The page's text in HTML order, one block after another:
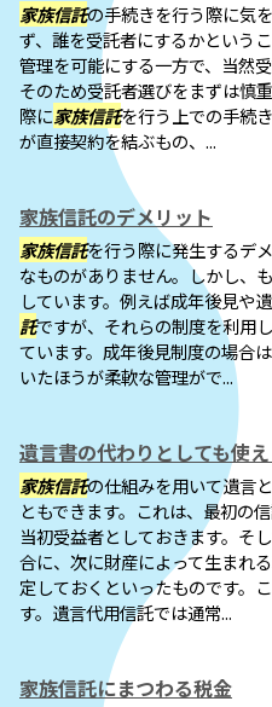
家族信託の手続きを行う際に気
ず、誰を受託者にするかというこ
管理を可能にする一方で、当然
そのため受託者選びをまずは慎
際に家族信託を行う上での手続
が直接契約を結ぶもの、...
家族信託のデメリット
家族信託を行う際に発生するデ
なものがありません。しかし、
しています。例えば成年後見や
託ですが、それらの制度を利用
ています。成年後見制度の場合
いたほうが柔軟な管理がで...
遺言書の代わりとしても使
家族信託の仕組みを用いて遺言
ともできます。これは、最初の
当初受益者としておきます。そ
合に、次に財産によって生まれ
定しておくといったものです。
す。遺言代用信託では通常...
家族信託にまつわる税金